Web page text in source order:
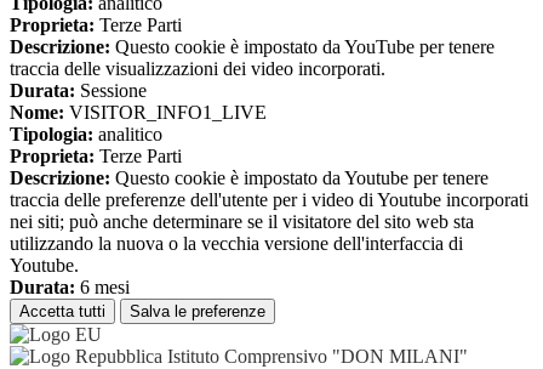
Proprieta: Terze Parti
Descrizione: Questo cookie è impostato da YouTube per tenere
traccia delle visualizzazioni dei video incorporati.
Durata: Sessione
Nome: VISITOR_INFO1_LIVE
Tipologia: analitico
Proprieta: Terze Parti
Descrizione: Questo cookie è impostato da Youtube per tenere
traccia delle preferenze dell'utente per i video di Youtube incorporati
nei siti; può anche determinare se il visitatore del sito web sta
utilizzando la nuova o la vecchia versione dell'interfaccia di
Youtube.
Durata: 6 mesi
Accetta tutti Salva le preferenze
Istituto Comprensivo "DON MILANI"